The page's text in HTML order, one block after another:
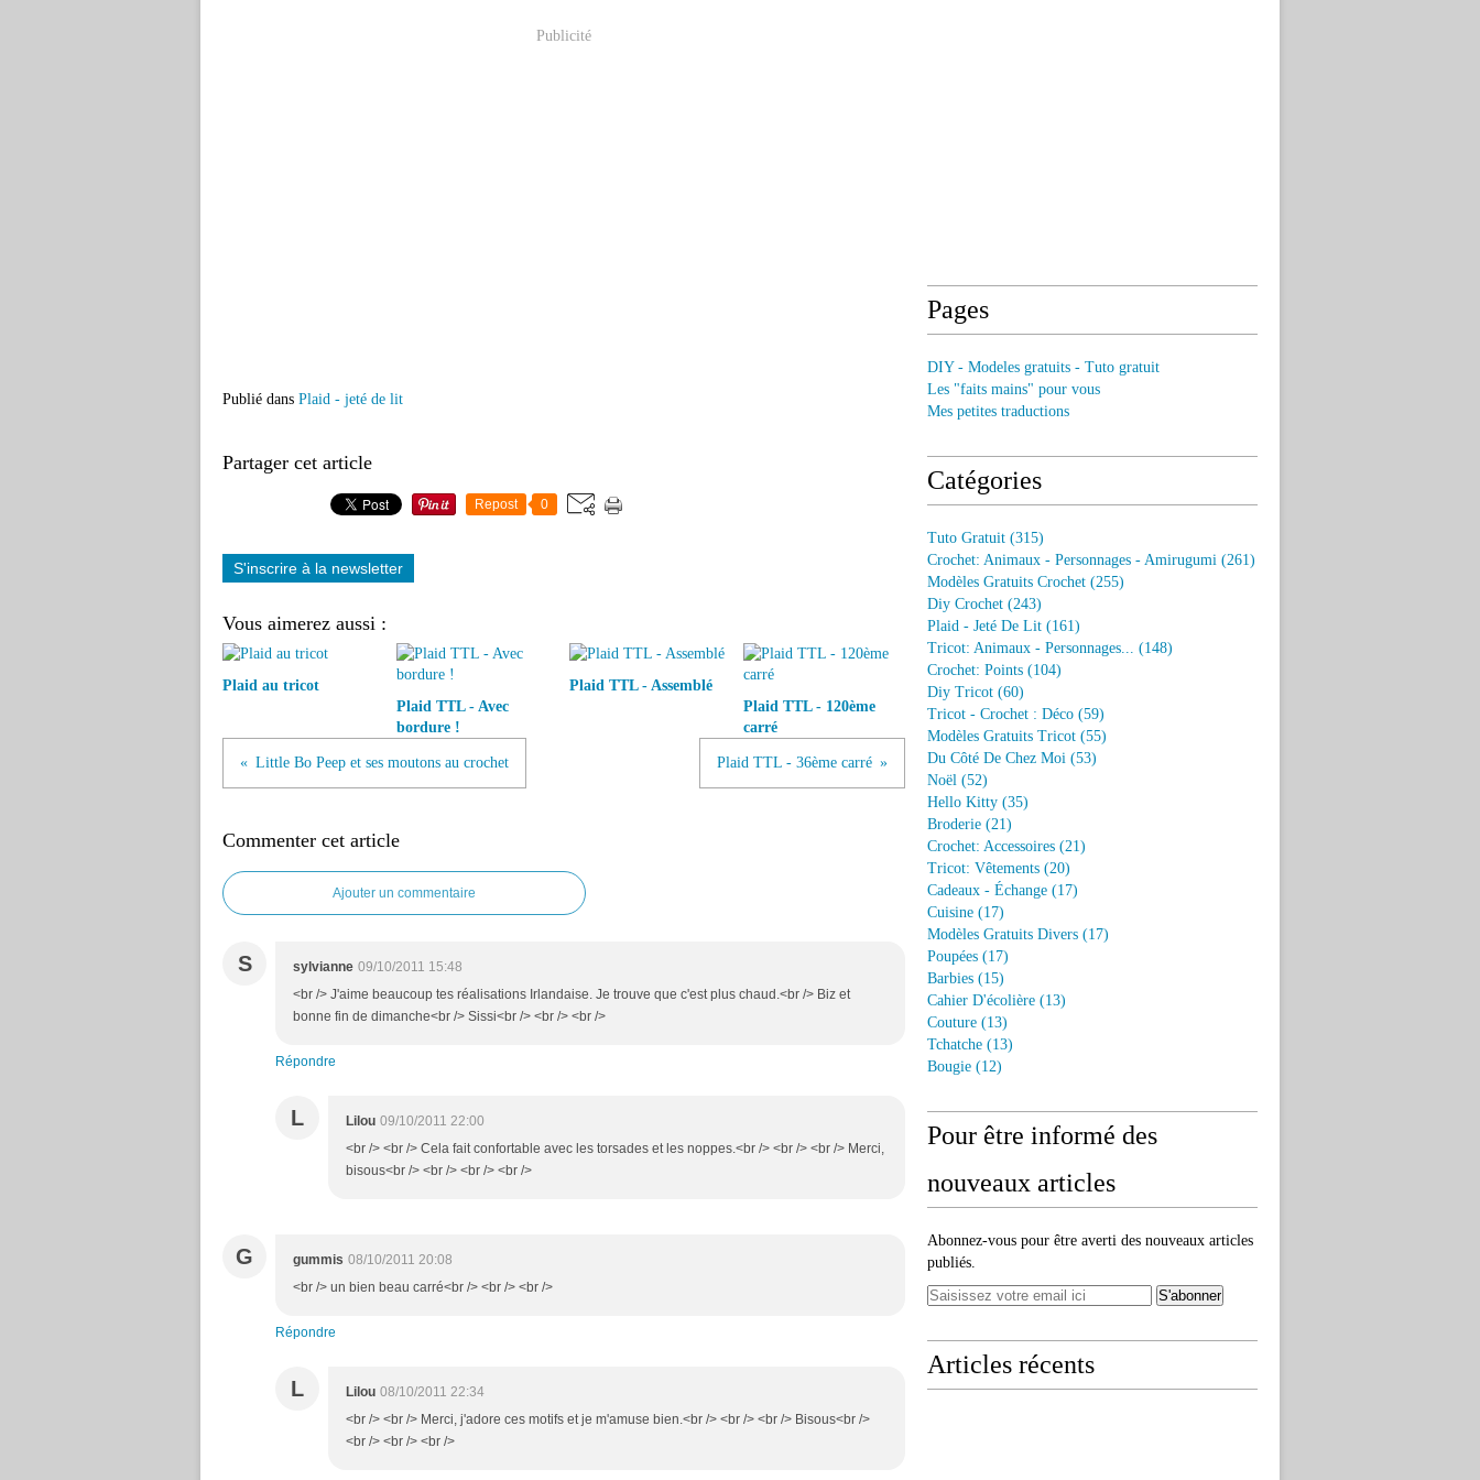
Publicité
Publié dans Plaid - jeté de lit
Partager cet article
Repost 0
S'inscrire à la newsletter
Vous aimerez aussi :
Plaid au tricot
Plaid TTL - Avec
bordure !
Plaid TTL - Assemblé
Plaid TTL - 120ème
carré
Little Bo Peep et ses moutons au crochet Plaid TTL - 36ème carré
Commenter cet article
Ajouter un commentaire
S sylvianne 09/10/2011 15:48
<br /> J'aime beaucoup tes réalisations Irlandaise. Je trouve que c'est plus chaud.<br /> Biz et
bonne fin de dimanche<br /> Sissi<br /> <br /> <br />
Répondre
L Lilou 09/10/2011 22:00
<br /> <br /> Cela fait confortable avec les torsades et les noppes.<br /> <br /> <br /> Merci,
bisous<br /> <br /> <br /> <br />
G gummis 08/10/2011 20:08
<br /> un bien beau carré<br /> <br /> <br />
Répondre
L Lilou 08/10/2011 22:34
<br /> <br /> Merci, j'adore ces motifs et je m'amuse bien.<br /> <br /> <br /> Bisous<br />
<br /> <br /> <br />
Pages
DIY - Modeles gratuits - Tuto gratuit
Les "faits mains" pour vous
Mes petites traductions
Catégories
Tuto Gratuit (315)
Crochet: Animaux - Personnages - Amirugumi (261)
Modèles Gratuits Crochet (255)
Diy Crochet (243)
Plaid - Jeté De Lit (161)
Tricot: Animaux - Personnages... (148)
Crochet: Points (104)
Diy Tricot (60)
Tricot - Crochet : Déco (59)
Modèles Gratuits Tricot (55)
Du Côté De Chez Moi (53)
Noël (52)
Hello Kitty (35)
Broderie (21)
Crochet: Accessoires (21)
Tricot: Vêtements (20)
Cadeaux - Échange (17)
Cuisine (17)
Modèles Gratuits Divers (17)
Poupées (17)
Barbies (15)
Cahier D'écolière (13)
Couture (13)
Tchatche (13)
Bougie (12)
Pour être informé des
nouveaux articles
Abonnez-vous pour être averti des nouveaux articles
publiés.
Articles récents